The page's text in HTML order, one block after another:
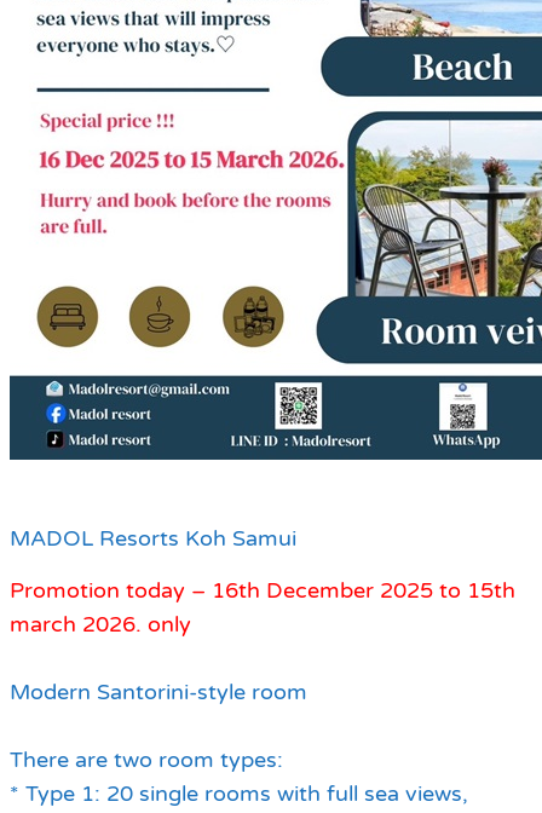
MADOL Resorts Koh Samui
Promotion today – 16th December 2025 to 15th
march 2026. only
Modern Santorini-style room
There are two room types:
* Type 1: 20 single rooms with full sea views,